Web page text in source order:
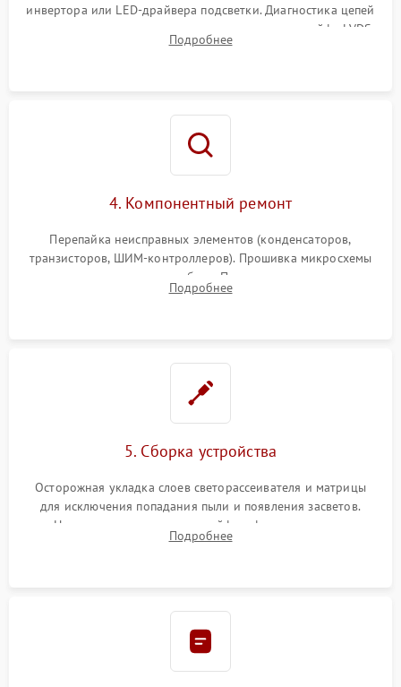
инвертора или LED-драйвера подсветки. Диагностика цепей
питания скалера и тестирование сигналов на шлейфе LVDS
Подробнее
4. Компонентный ремонт
Перепайка неисправных элементов (конденсаторов,
транзисторов, ШИМ-контроллеров). Прошивка микросхемы
памяти при программных сбоях. При поломке подсветки —
разборка матрицы и замена выгоревших светодиодов.
Подробнее
5. Сборка устройства
Осторожная укладка слоев светорассеивателя и матрицы
для исключения попадания пыли и появления засветов.
Надежное подключение шлейфов, фиксация плат и
аккуратное защелкивание пластикового корпуса монитора.
Подробнее